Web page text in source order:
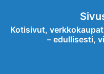
Kotisivut,
– edullisesti,